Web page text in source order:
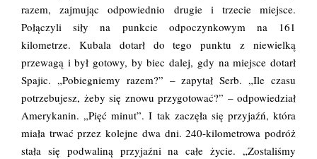
razem, zajmując odpowiednio drugie i trzecie miejsce.
Połączyli siły na punkcie odpoczynkowym na 161
kilometrze. Kubala dotarł do tego punktu z niewielką
przewagą i był gotowy, by biec dalej, gdy na miejsce dotarł
Spajic. „Pobiegniemy razem?” – zapytał Serb. „Ile czasu
potrzebujesz, żeby się znowu przygotować?” – odpowiedział
Amerykanin. „Pięć minut”. I tak zaczęła się przyjaźń, która
miała trwać przez kolejne dwa dni. 240-kilometrowa podróż
stała się podwaliną przyjaźni na całe życie. „Zostaliśmy